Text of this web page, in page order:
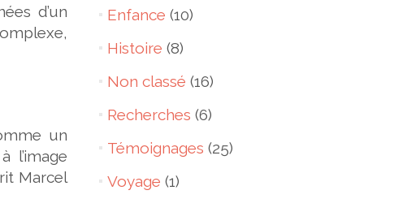
d’un
un
l’image
Marcel
Enfance (10)
Histoire (8)
Non classé (16)
Recherches (6)
Témoignages (25)
Voyage (1)